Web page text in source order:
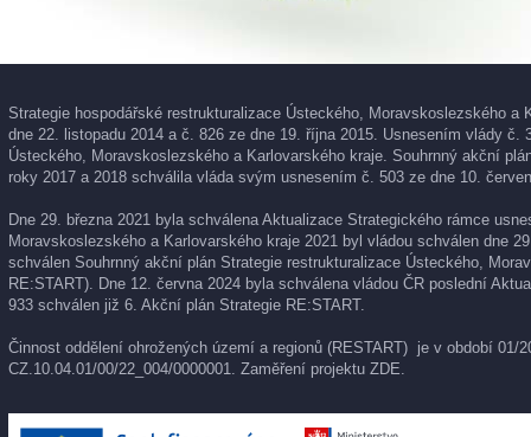
Strategie hospodářské restrukturalizace Ústeckého, Moravskoslezského
dne 22. listopadu 2014 a č. 826 ze dne 19. října 2015. Usnesením vlády
Ústeckého, Moravskoslezského a Karlovarského kraje. Souhrnný akční
roky 2017 a 2018 schválila vláda svým usnesením č. 503 ze dne 10.
Dne 29. března 2021 byla schválena Aktualizace Strategického rámce
Moravskoslezského a Karlovarského kraje 2021 byl vládou schválen dne
schválen Souhrnný akční plán Strategie restrukturalizace Ústeckého,
RE:START). Dne 12. června 2024 byla schválena vládou ČR poslední
933 schválen již 6. Akční plán Strategie RE:START.
Činnost oddělení ohrožených území a regionů (RESTART) je v období
CZ.10.04.01/00/22_004/0000001. Zaměření projektu ZDE